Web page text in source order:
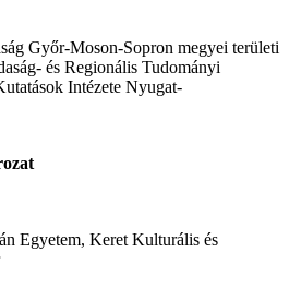
Győr-Moson-Sopron megyei területi
és Regionális Tudományi
Intézete Nyugat-
Egyetem, Keret Kulturális és